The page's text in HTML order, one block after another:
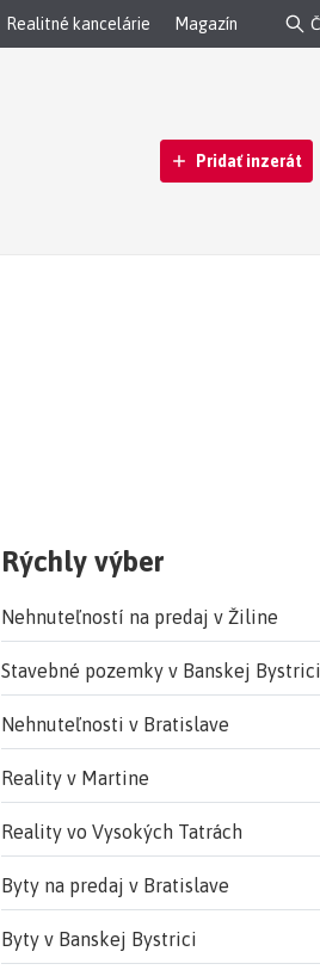
Realitné kancelárie Magazín
Pridať inzerát
Rýchly výber
Nehnuteľností na predaj v Žiline
Stavebné pozemky v Banskej Bystrici
Nehnuteľnosti v Bratislave
Reality v Martine
Reality vo Vysokých Tatrách
Byty na predaj v Bratislave
Byty v Banskej Bystrici